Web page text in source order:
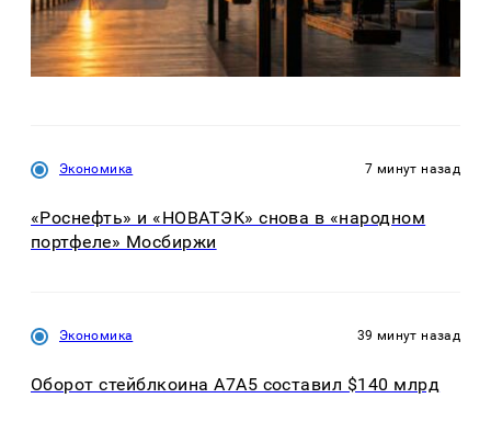
Экономика 7 минут назад
«Роснефть» и «НОВАТЭК» снова в «народном
портфеле» Мосбиржи
Экономика 39 минут назад
Оборот стейблкоина А7А5 составил $140 млрд